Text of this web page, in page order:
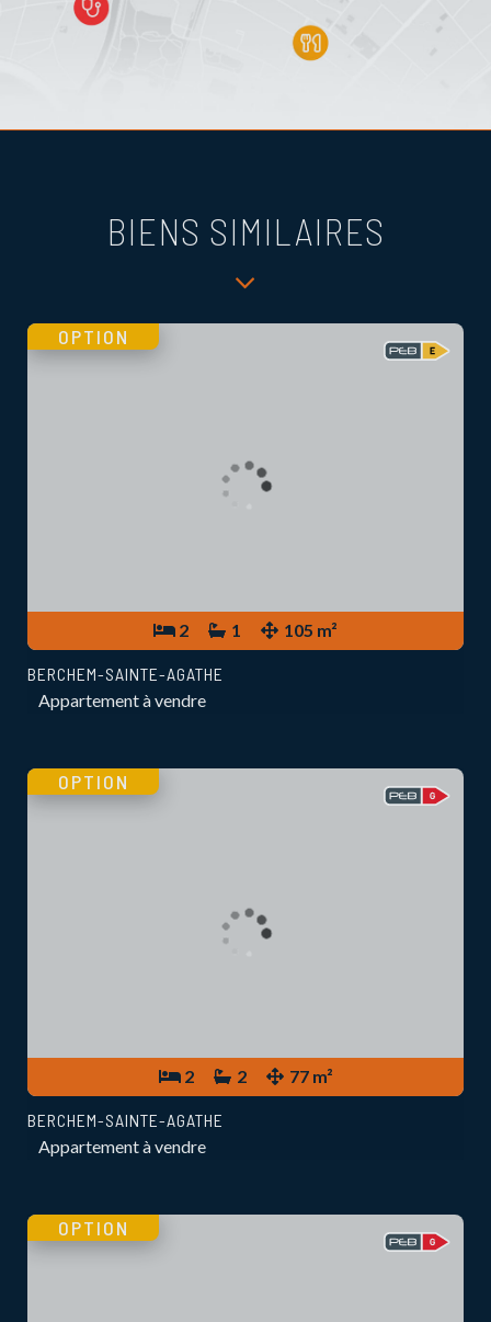
BIENS SIMILAIRES
2 1 105 m²
OPTION
BERCHEM-SAINTE-AGATHE
Appartement à vendre
2 2 77 m²
OPTION
BERCHEM-SAINTE-AGATHE
Appartement à vendre
OPTION